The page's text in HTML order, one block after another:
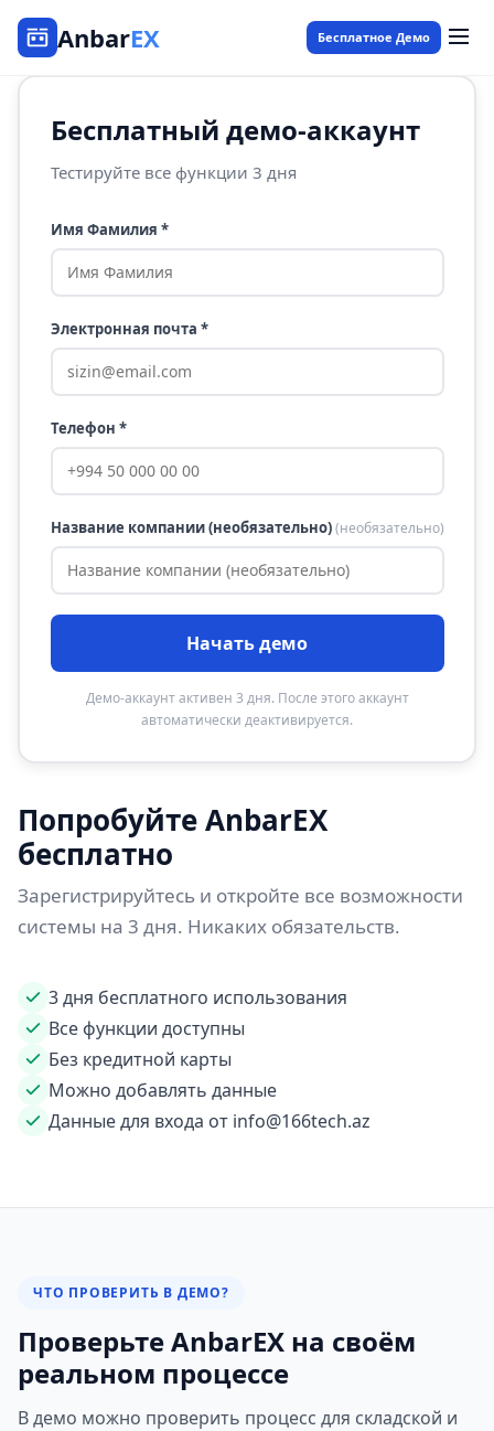
AnbarEX Бесплатное Демо
Бесплатный демо-аккаунт
Тестируйте все функции 3 дня
Имя Фамилия *
Электронная почта *
Телефон *
Название компании (необязательно)(необязательно)
Начать демо
Демо-аккаунт активен 3 дня. После этого аккаунт
автоматически деактивируется.
Попробуйте AnbarEX
бесплатно
Зарегистрируйтесь и откройте все возможности
системы на 3 дня. Никаких обязательств.
3 дня бесплатного использования
Все функции доступны
Без кредитной карты
Можно добавлять данные
Данные для входа от info@166tech.az
ЧТО ПРОВЕРИТЬ В ДЕМО?
Проверьте AnbarEX на своём
реальном процессе
В демо можно проверить процесс для складской и